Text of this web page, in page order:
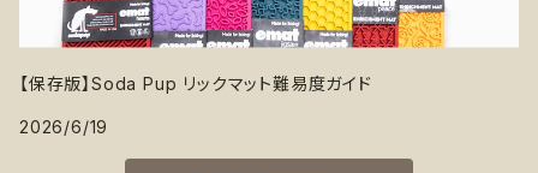
【保存版】Soda Pup リックマット難易度ガイド
2026/6/19